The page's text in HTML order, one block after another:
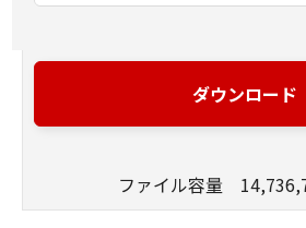
(1) キヤノンは、お客様が「キ
用する目的のために、「キヤノ
（本契約書においては、「本ソ
ダウンロード
ファイル容量